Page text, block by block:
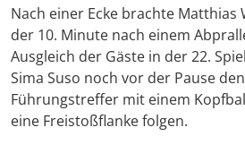
Nach einer Ecke brachte Matthias
der 10. Minute nach einem
Ausgleich der Gäste in der 22.
Sima Suso noch vor der Pause
Führungstreffer mit einem
eine Freistoßflanke folgen.